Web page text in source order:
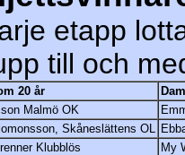
etapp
till och
20 år
Malmö OK
Skåneslättens OL
Klubblös
My